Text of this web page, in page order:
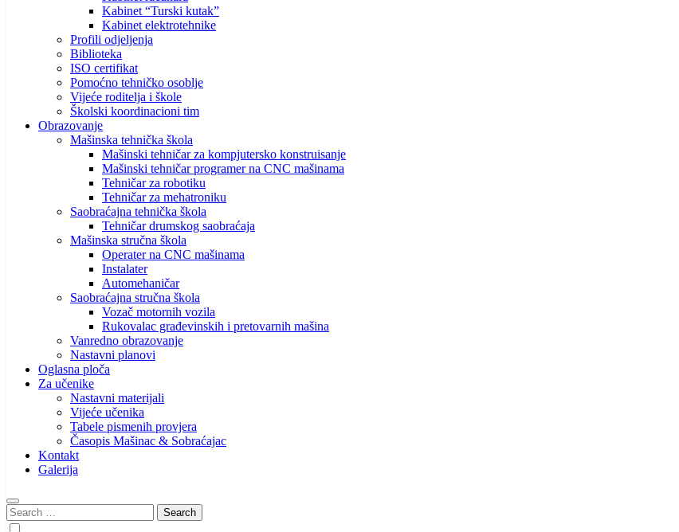
Kabinet “Turski kutak”
Kabinet elektrotehnike
Profili odjeljenja
Biblioteka
ISO certifikat
Pomoćno tehničko osoblje
Vijeće roditelja i škole
Školski koordinacioni tim
Obrazovanje
Mašinska tehnička škola
Mašinski tehničar za kompjutersko konstruisanje
Mašinski tehničar programer na CNC mašinama
Tehničar za robotiku
Tehničar za mehatroniku
Saobraćajna tehnička škola
Tehničar drumskog saobraćaja
Mašinska stručna škola
Operater na CNC mašinama
Instalater
Automehaničar
Saobraćajna stručna škola
Vozač motornih vozila
Rukovalac građevinskih i pretovarnih mašina
Vanredno obrazovanje
Nastavni planovi
Oglasna ploča
Za učenike
Nastavni materijali
Vijeće učenika
Tabele pismenih provjera
Časopis Mašinac & Sobraćajac
Kontakt
Galerija
Search
for: